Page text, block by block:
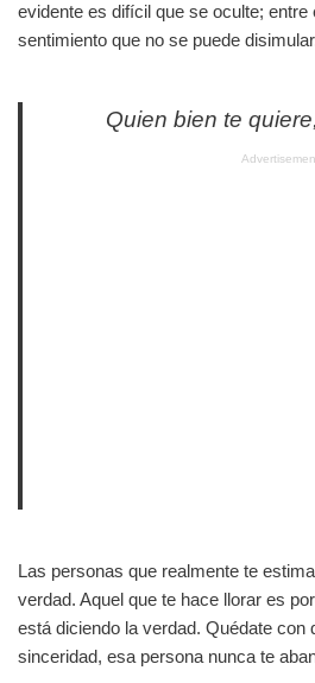
evidente es difícil que se oculte; entre
sentimiento que no se puede
Quien bien te
Las personas que realmente te
verdad. Aquel que te hace llorar es
está diciendo la verdad. Quédate con
sinceridad, esa persona nunca te